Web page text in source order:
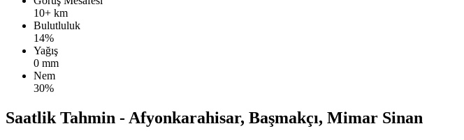
10+ km
Bulutluluk
14%
Yağış
0 mm
Nem
30%
Saatlik Tahmin - Afyonkarahisar, Başmakçı, Mimar Sinan